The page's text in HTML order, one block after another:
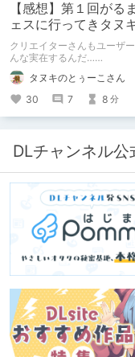
【感想】第１回がる
ェスに行ってきタヌ
【レポ】
クリエイターさんもユーザ
んな実在するんだ……
タヌキのとぅーこさん
30
7 8 分
DLチャンネル公